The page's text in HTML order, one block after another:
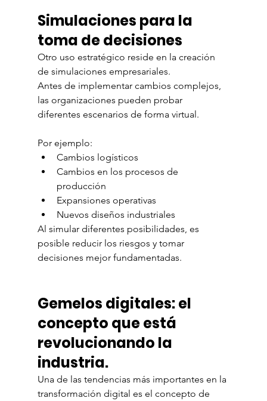
Simulaciones para la
toma de decisiones
Otro uso estratégico reside en la creación
de simulaciones empresariales.
Antes de implementar cambios complejos,
las organizaciones pueden probar
diferentes escenarios de forma virtual.
Por ejemplo:
Cambios logísticos
Cambios en los procesos de
producción
Expansiones operativas
Nuevos diseños industriales
Al simular diferentes posibilidades, es
posible reducir los riesgos y tomar
decisiones mejor fundamentadas.
Gemelos digitales: el
concepto que está
revolucionando la
industria.
Una de las tendencias más importantes en la
transformación digital es el concepto de